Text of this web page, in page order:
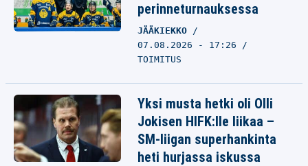
perinneturnauksessa
JÄÄKIEKKO
07.08.2026 - 17:26
TOIMITUS
Yksi musta hetki oli Olli
Jokisen HIFK:lle liikaa –
SM-liigan superhankinta
heti hurjassa iskussa